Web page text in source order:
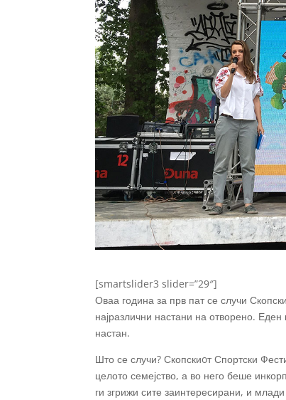
[smartslider3 slider=”29″]
Оваа година за прв пат се случи
најразлични настани на отворено. Еден
настан.
Што се случи? Скопскиoт Спортски
целото семејство, а во него беше
ги згрижи сите заинтересирани, и